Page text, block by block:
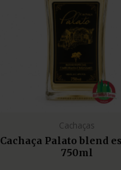
Cachaças
Cachaça Palato blend
750ml